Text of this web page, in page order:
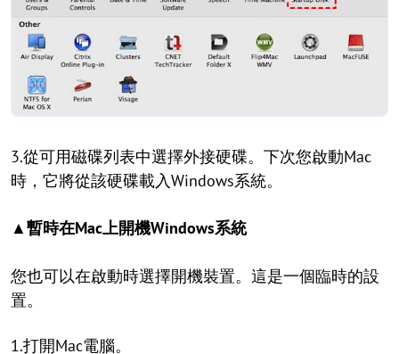
3.從可用磁碟列表中選擇外接硬碟。下次您啟動Mac
時，它將從該硬碟載入Windows系統。
▲暫時在Mac上開機Windows系統
您也可以在啟動時選擇開機裝置。這是一個臨時的設
置。
1.打開Mac電腦。